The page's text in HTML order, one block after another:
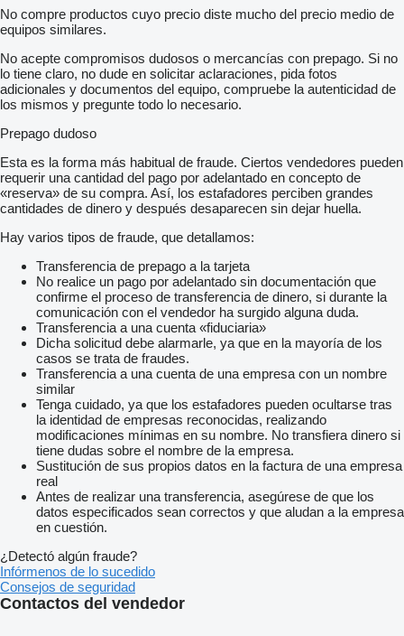
No compre productos cuyo precio diste mucho del precio medio de
equipos similares.
No acepte compromisos dudosos o mercancías con prepago. Si no
lo tiene claro, no dude en solicitar aclaraciones, pida fotos
adicionales y documentos del equipo, compruebe la autenticidad de
los mismos y pregunte todo lo necesario.
Prepago dudoso
Esta es la forma más habitual de fraude. Ciertos vendedores pueden
requerir una cantidad del pago por adelantado en concepto de
«reserva» de su compra. Así, los estafadores perciben grandes
cantidades de dinero y después desaparecen sin dejar huella.
Hay varios tipos de fraude, que detallamos:
Transferencia de prepago a la tarjeta
No realice un pago por adelantado sin documentación que
confirme el proceso de transferencia de dinero, si durante la
comunicación con el vendedor ha surgido alguna duda.
Transferencia a una cuenta «fiduciaria»
Dicha solicitud debe alarmarle, ya que en la mayoría de los
casos se trata de fraudes.
Transferencia a una cuenta de una empresa con un nombre
similar
Tenga cuidado, ya que los estafadores pueden ocultarse tras
la identidad de empresas reconocidas, realizando
modificaciones mínimas en su nombre. No transfiera dinero si
tiene dudas sobre el nombre de la empresa.
Sustitución de sus propios datos en la factura de una empresa
real
Antes de realizar una transferencia, asegúrese de que los
datos especificados sean correctos y que aludan a la empresa
en cuestión.
¿Detectó algún fraude?
Infórmenos de lo sucedido
Consejos de seguridad
Contactos del vendedor